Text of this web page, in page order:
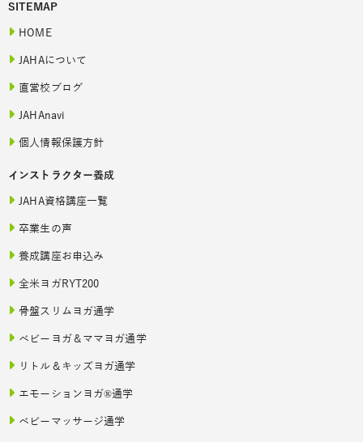
SITEMAP
HOME
JAHAについて
直営校ブログ
JAHAnavi
個人情報保護方針
インストラクター養成
JAHA資格講座一覧
卒業生の声
養成講座お申込み
全米ヨガRYT200
骨盤スリムヨガ通学
ベビーヨガ＆ママヨガ通学
リトル＆キッズヨガ通学
エモーションヨガ®通学
ベビーマッサージ通学